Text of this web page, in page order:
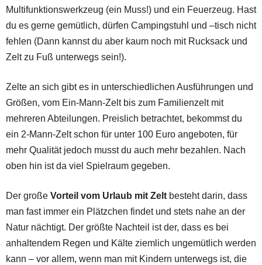
Multifunktionswerkzeug (ein Muss!) und ein Feuerzeug. Hast
du es gerne gemütlich, dürfen Campingstuhl und –tisch nicht
fehlen (Dann kannst du aber kaum noch mit Rucksack und
Zelt zu Fuß unterwegs sein!).
Zelte an sich gibt es in unterschiedlichen Ausführungen und
Größen, vom Ein-Mann-Zelt bis zum Familienzelt mit
mehreren Abteilungen. Preislich betrachtet, bekommst du
ein 2-Mann-Zelt schon für unter 100 Euro angeboten, für
mehr Qualität jedoch musst du auch mehr bezahlen. Nach
oben hin ist da viel Spielraum gegeben.
Der große Vorteil vom Urlaub mit Zelt besteht darin, dass
man fast immer ein Plätzchen findet und stets nahe an der
Natur nächtigt. Der größte Nachteil ist der, dass es bei
anhaltendem Regen und Kälte ziemlich ungemütlich werden
kann – vor allem, wenn man mit Kindern unterwegs ist, die